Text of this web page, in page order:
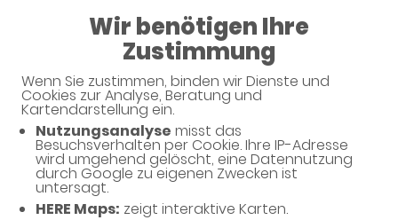
Wir benötigen Ihre
Zustimmung
Wenn Sie zustimmen, binden wir Dienste und
Cookies zur Analyse, Beratung und
Kartendarstellung ein.
Nutzungsanalyse misst das
Besuchsverhalten per Cookie. Ihre IP-Adresse
wird umgehend gelöscht, eine Datennutzung
durch Google zu eigenen Zwecken ist
untersagt.
HERE Maps: zeigt interaktive Karten.
08:00 - 12:00
Löwen-Apotheke